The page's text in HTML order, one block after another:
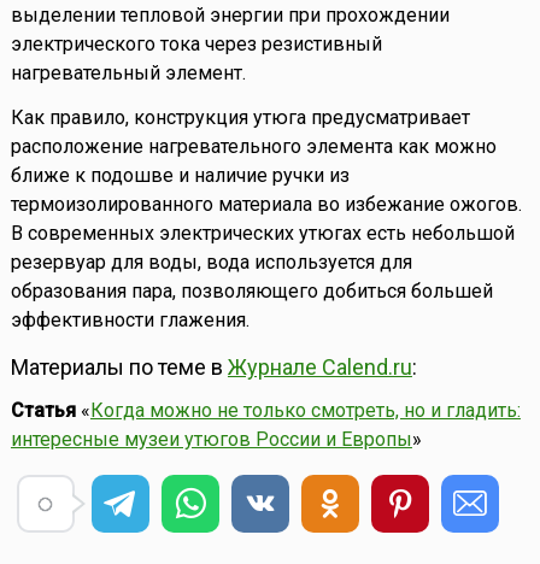
выделении тепловой энергии при прохождении
электрического тока через резистивный
нагревательный элемент.
Как правило, конструкция утюга предусматривает
расположение нагревательного элемента как можно
ближе к подошве и наличие ручки из
термоизолированного материала во избежание ожогов.
В современных электрических утюгах есть небольшой
резервуар для воды, вода используется для
образования пара, позволяющего добиться большей
эффективности глажения.
Материалы по теме в Журнале Calend.ru:
Статья« Когда можно не только смотреть, но и гладить:
интересные музеи утюгов России и Европы»